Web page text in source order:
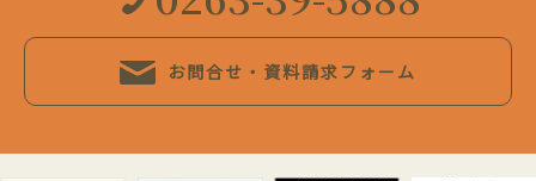
お問合せ・資料請求フォーム